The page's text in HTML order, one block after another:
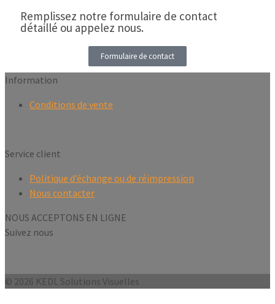
Remplissez notre formulaire de contact
détaillé ou appelez nous.
Formulaire de contact
Information
Conditions de vente
Service client
Politique d’échange ou de réimpression
Nous contacter
NOUS ACCEPTONS EN LIGNE
Suivez nous
© 2026 KEDL Solutions Visuelles